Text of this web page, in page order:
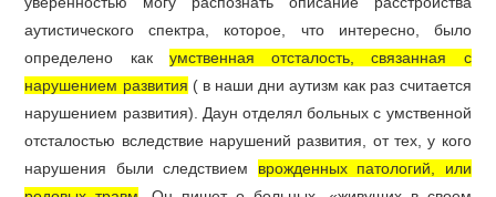
аутистического спектра, которое, что интересно, было
определено как умственная отсталость, связанная с
нарушением развития ( в наши дни аутизм как раз считается
нарушением развития). Даун отделял больных с умственной
отсталостью вследствие нарушений развития, от тех, у кого
нарушения были следствием врожденных патологий, или